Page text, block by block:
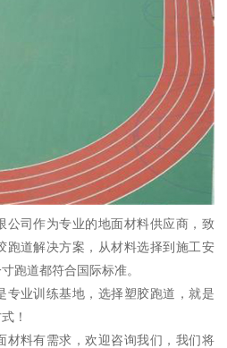
公司作为专业的地面材料供应商，致
跑道解决方案，从材料选择到施工安
跑道都符合国际标准。
专业训练基地，选择塑胶跑道，就是
！
材料有需求，欢迎咨询我们，我们将